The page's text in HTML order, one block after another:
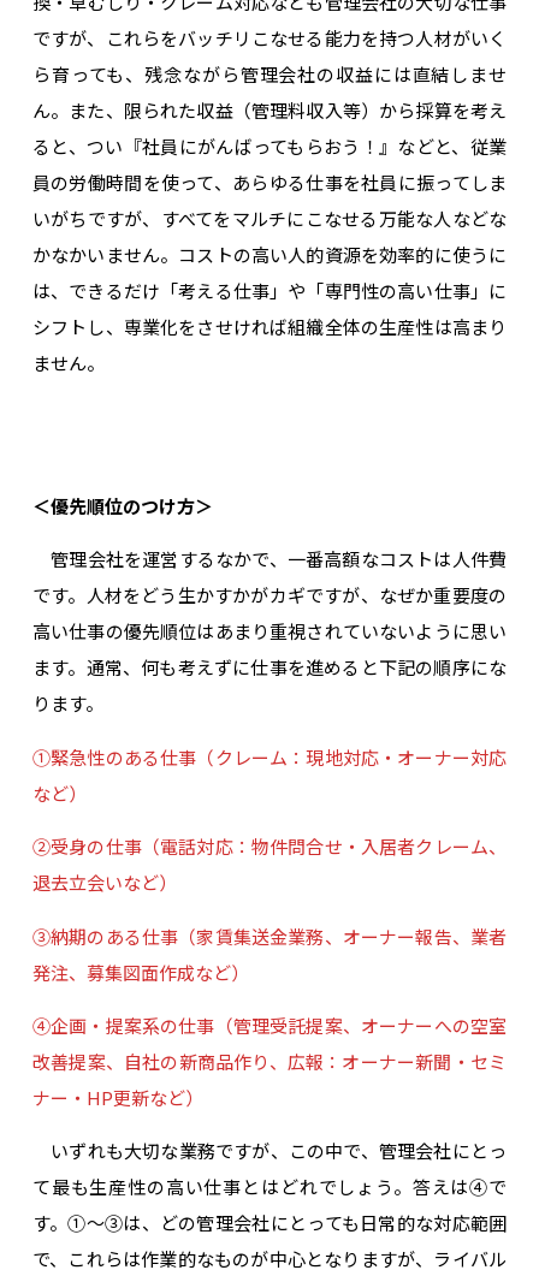
ですが、これらをバッチリこなせる能力を持つ人材がいく
ら育っても、残念ながら管理会社の収益には直結しませ
ん。また、限られた収益（管理料収入等）から採算を考え
ると、つい『社員にがんばってもらおう！』などと、従業
員の労働時間を使って、あらゆる仕事を社員に振ってしま
いがちですが、すべてをマルチにこなせる万能な人などな
かなかいません。コストの高い人的資源を効率的に使うに
は、できるだけ「考える仕事」や「専門性の高い仕事」に
シフトし、専業化をさせければ組織全体の生産性は高まり
ません。
＜優先順位のつけ方＞
管理会社を運営するなかで、一番高額なコストは人件費
です。人材をどう生かすかがカギですが、なぜか重要度の
高い仕事の優先順位はあまり重視されていないように思い
ます。通常、何も考えずに仕事を進めると下記の順序にな
ります。
①緊急性のある仕事（クレーム：現地対応・オーナー対応
など）
②受身の仕事（電話対応：物件問合せ・入居者クレーム、
退去立会いなど）
③納期のある仕事（家賃集送金業務、オーナー報告、業者
発注、募集図面作成など）
④企画・提案系の仕事（管理受託提案、オーナーへの空室
改善提案、自社の新商品作り、広報：オーナー新聞・セミ
ナー・HP更新など）
いずれも大切な業務ですが、この中で、管理会社にとっ
て最も生産性の高い仕事とはどれでしょう。答えは④で
す。①〜③は、どの管理会社にとっても日常的な対応範囲
で、これらは作業的なものが中心となりますが、ライバル